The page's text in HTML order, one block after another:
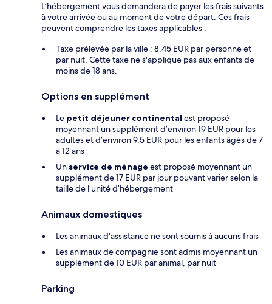
L’hébergement vous demandera de payer les frais suivants
à votre arrivée ou au moment de votre départ. Ces frais
peuvent comprendre les taxes applicables :
Taxe prélevée par la ville : 8.45 EUR par personne et
par nuit. Cette taxe ne s'applique pas aux enfants de
moins de 18 ans.
Options en supplément
Le petit déjeuner continental est proposé
moyennant un supplément d’environ 19 EUR pour les
adultes et d’environ 9.5 EUR pour les enfants âgés de 7
à 12 ans
Un service de ménage est proposé moyennant un
supplément de 17 EUR par jour pouvant varier selon la
taille de l’unité d’hébergement
Animaux domestiques
Les animaux d'assistance ne sont soumis à aucuns frais
Les animaux de compagnie sont admis moyennant un
supplément de 10 EUR par animal, par nuit
Parking